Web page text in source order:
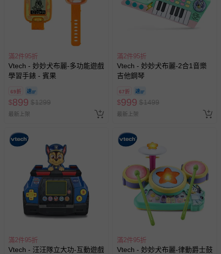
滿2件95折
Vtech - 妙妙犬布麗-多功能遊戲
學習手錶 - 賓果
69折
$899 $1299
最新上架
滿2件95折
Vtech - 妙妙犬布麗-2合1音樂
吉他鋼琴
67折
$999 $1499
最新上架
滿2件95折
Vtech - 汪汪隊立大功-互動遊戲
滿2件95折
Vtech - 妙妙犬布麗-律動爵士鼓